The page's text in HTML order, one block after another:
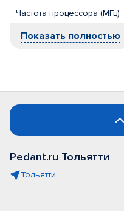
Частота процессора (МГц)
Показать полностью
Pedant.ru Тольятти
Тольятти